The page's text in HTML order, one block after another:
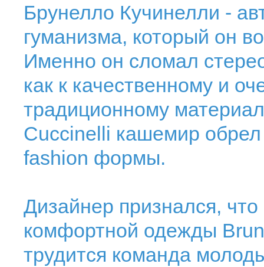
Брунелло Кучинелли -
гуманизма, который он
Именно он сломал
как к качественному и
традиционному
Cuccinelli кашемир
fashion формы.
Дизайнер признался,
комфортной одежды
трудится команда